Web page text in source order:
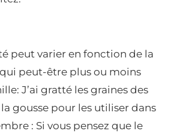
peut varier en fonction de la
peut-être plus ou moins
J’ai gratté les graines des
gousse pour les utiliser dans
: Si vous pensez que le